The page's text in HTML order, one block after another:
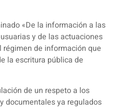
«De la información a las
y de las actuaciones
régimen de información que
la escritura pública de
de un respeto a los
documentales ya regulados